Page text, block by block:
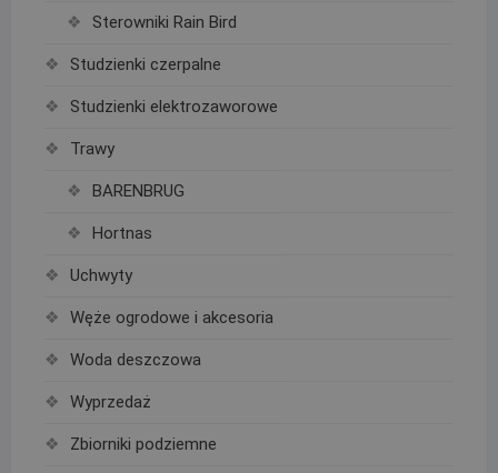
Sterowniki Rain Bird
Studzienki czerpalne
Studzienki elektrozaworowe
Trawy
BARENBRUG
Hortnas
Uchwyty
Węże ogrodowe i akcesoria
Woda deszczowa
Wyprzedaż
Zbiorniki podziemne